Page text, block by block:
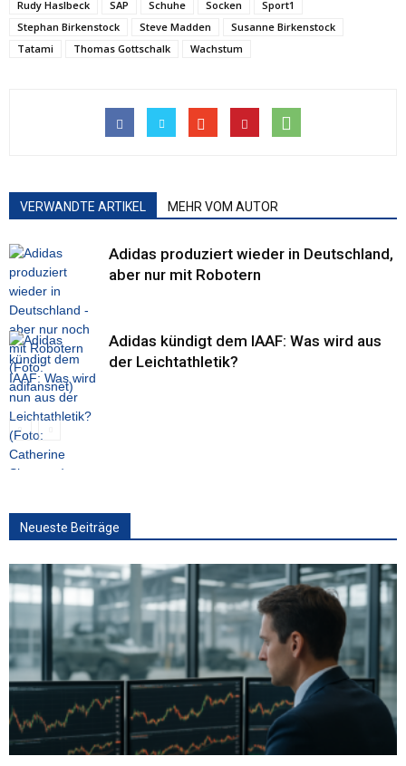
Rudy Haslbeck SAP Schuhe Socken
Sport1
Stephan Birkenstock
Steve Madden
Susanne Birkenstock
Tatami
Thomas Gottschalk Wachstum
VERWANDTE ARTIKEL MEHR VOM AUTOR
Adidas produziert wieder in Deutschland,
aber nur mit Robotern
Adidas kündigt dem IAAF: Was wird aus
der Leichtathletik?
Neueste Beiträge